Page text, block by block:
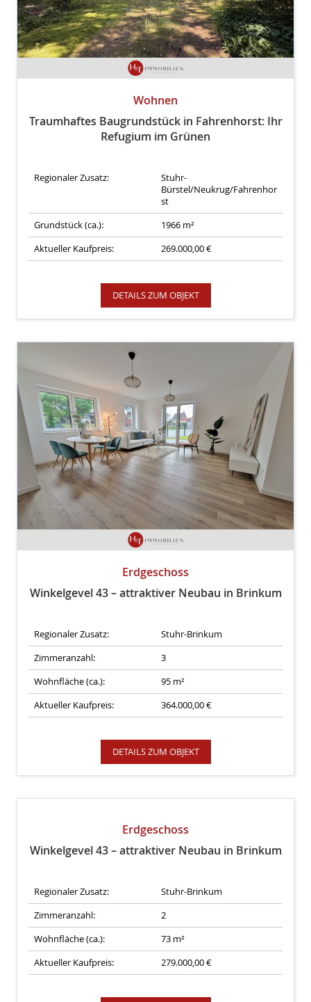
Wohnen
Traumhaftes Baugrundstück in Fahrenhorst: Ihr
Refugium im Grünen
Regionaler Zusatz:
Stuhr-
Bürstel/Neukrug/Fahrenhor
st
Grundstück (ca.):
1966 m²
Aktueller Kaufpreis:
269.000,00 €
DETAILS ZUM OBJEKT
Erdgeschoss
Winkelgevel 43 – attraktiver Neubau in Brinkum
Regionaler Zusatz:
Stuhr-Brinkum
Zimmeranzahl:
3
Wohnfläche (ca.):
95 m²
Aktueller Kaufpreis:
364.000,00 €
DETAILS ZUM OBJEKT
Erdgeschoss
Winkelgevel 43 – attraktiver Neubau in Brinkum
Regionaler Zusatz:
Stuhr-Brinkum
Zimmeranzahl:
2
Wohnfläche (ca.):
73 m²
Aktueller Kaufpreis:
279.000,00 €